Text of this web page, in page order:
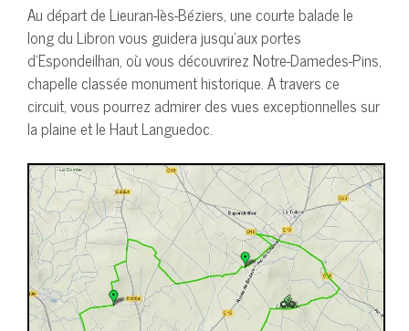
Au départ de Lieuran-lès-Béziers, une courte balade le
long du Libron vous guidera jusqu’aux portes
d’Espondeilhan, où vous découvrirez Notre-Damedes-Pins,
chapelle classée monument historique. A travers ce
circuit, vous pourrez admirer des vues exceptionnelles sur
la plaine et le Haut Languedoc.